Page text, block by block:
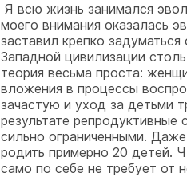
Я всю жизнь занимался
моего внимания оказалась
заставил крепко
Западной цивилизации
теория весьма проста:
вложения в процессы
зачастую и уход за детьми
результате
сильно ограниченными.
родить примерно 20 детей.
само по себе не требует от